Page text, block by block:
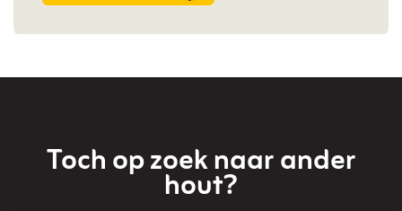
Toch op zoek naar ander
hout?